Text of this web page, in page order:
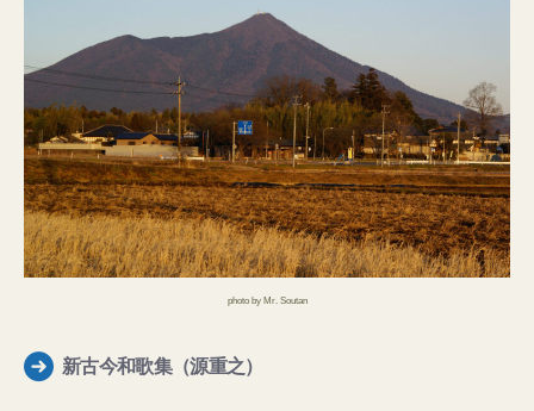
photo by Mr. Soutan
新古今和歌集（源重之）